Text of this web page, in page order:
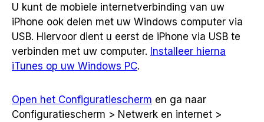
U kunt de mobiele internetverbinding van uw
iPhone ook delen met uw Windows computer via
USB. Hiervoor dient u eerst de iPhone via USB te
verbinden met uw computer. Installeer hierna
iTunes op uw Windows PC.
Open het Configuratiescherm en ga naar
Configuratiescherm > Netwerk en internet >